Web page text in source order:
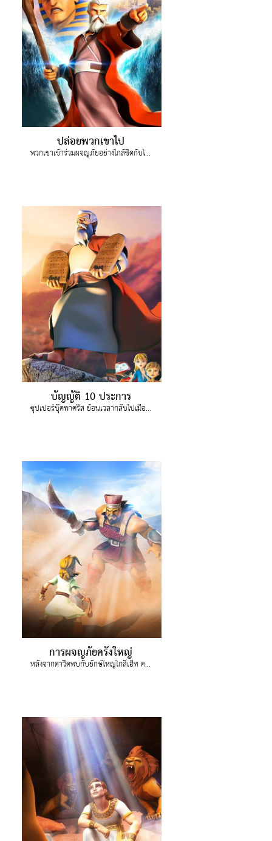
ปล่อยพวกเขาไป
พวกเขาเข้าร่วมผจญภัยอย่างใกล้ชิดกับโมเสส ช่วงเดินทางออกจากอียิปต์
บัญญัติ 10 ประการ
ซุปเปอร์บุ๊คพาคริส ย้อนเวลากลับไปเมื่อโมเสสขึ้นไปรับ บัญญัติ 10 ประการ คริสเรียนรู้กฏระเบียบที่มีไว้เพื่อปกป้องเรา - ไม่ใช่ทำให้ชีวิตเราหมดสนุก
การผจญภัยครั้งใหญ่
หลังจากดาวิดพบกับยักษ์ใหญ่โกลิเอ็ท คริสค้นพบความกล้าหาญที่จะเผชิญหน้ากับยักษ์ใหญ่ของเขาเหมือนกัน